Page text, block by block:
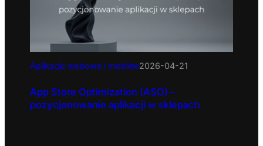
Aplikacje webowe i mobilne2026-04-21
App Store Optimization (ASO) –
pozycjonowanie aplikacji w sklepach